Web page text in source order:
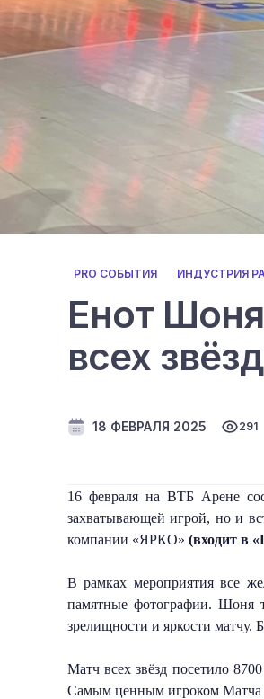
PRO СОБЫТИЯ ИНДУСТРИЯ
Енот
всех
18 ФЕВРАЛЯ 2025 291
16 февраля на ВТБ Арене
захватывающей игрой, но и
компании «ЯРКО» (входит в
В рамках мероприятия все
памятные фотографии. Шоня
зрелищности и яркости матчу.
Матч всех звёзд посетило
Самым ценным игроком Матча